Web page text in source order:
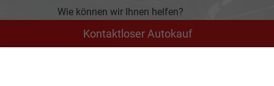
Kontaktloser Autokauf
Wie können wir Ihnen helfen?